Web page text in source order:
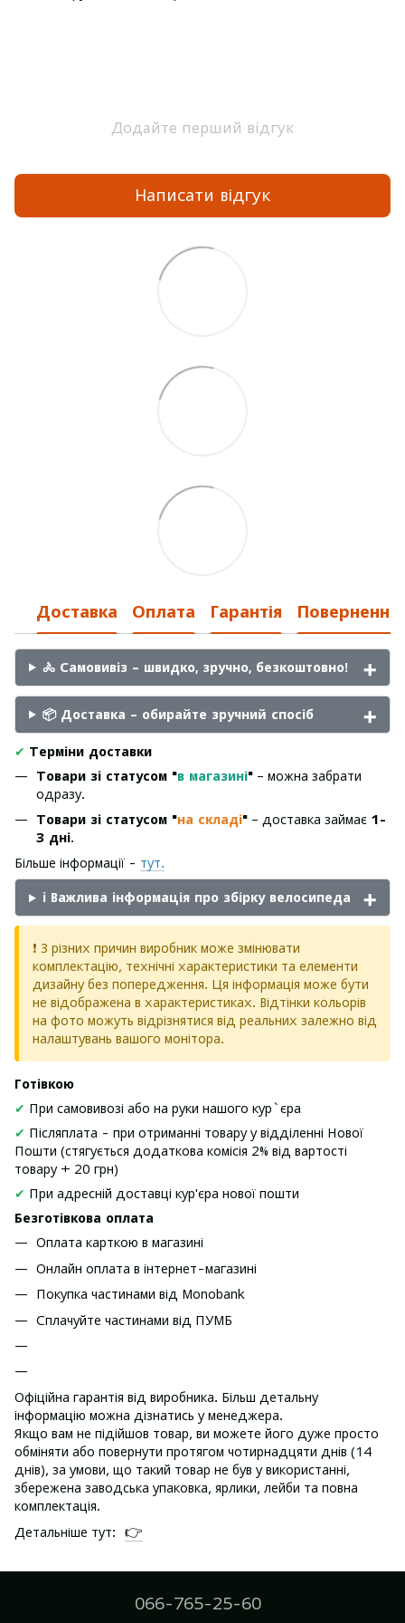
Додайте перший відгук
Написати відгук
Доставка Оплата Гарантія Повернення
🚴 Самовивіз – швидко, зручно, безкоштовно!
📦 Доставка – обирайте зручний спосіб
✔ Терміни доставки
Товари зі статусом "в магазині" – можна забрати
одразу.
Товари зі статусом "на складі" – доставка займає 1-
3 дні.
Більше інформації - тут.
ℹ️ Важлива інформація про збірку велосипеда
❗ З різних причин виробник може змінювати
комплектацію, технічні характеристики та елементи
дизайну без попередження. Ця інформація може бути
не відображена в характеристиках. Відтінки кольорів
на фото можуть відрізнятися від реальних залежно від
налаштувань вашого монітора.
Готівкою
✔ При самовивозі або на руки нашого кур`єра
✔ Післяплата - при отриманні товару у відділенні Нової
Пошти (стягується додаткова комісія 2% від вартості
товару + 20 грн)
✔ При адресній доставці кур'єра нової пошти
Безготівкова оплата
Оплата карткою в магазині
Онлайн оплата в інтернет-магазині
Покупка частинами від Monobank
Сплачуйте частинами від ПУМБ
Офіційна гарантія від виробника. Більш детальну
інформацію можна дізнатись у менеджера.
Якщо вам не підійшов товар, ви можете його дуже просто
обміняти або повернути протягом чотирнадцяти днів (14
днів), за умови, що такий товар не був у використанні,
збережена заводська упаковка, ярлики, лейби та повна
комплектація.
Детальніше тут:
👉
066-765-25-60